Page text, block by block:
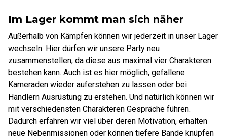
Im Lager kommt man sich näher
Außerhalb von Kämpfen können wir jederzeit in unser Lager
wechseln. Hier dürfen wir unsere Party neu
zusammenstellen, da diese aus maximal vier Charakteren
bestehen kann. Auch ist es hier möglich, gefallene
Kameraden wieder auferstehen zu lassen oder bei
Händlern Ausrüstung zu erstehen. Und natürlich können wir
mit verschiedensten Charakteren Gespräche führen.
Dadurch erfahren wir viel über deren Motivation, erhalten
neue Nebenmissionen oder können tiefere Bande knüpfen